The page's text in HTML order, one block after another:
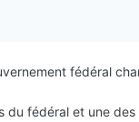
les données
fédéral
du fédéral et une